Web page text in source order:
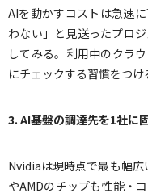
AIを動かすコストは急速
わない」と見送ったプロ
してみる。利用中のクラ
にチェックする習慣をつけ
3. AI基盤の調達先を1社に
Nvidiaは現時点で最も幅
やAMDのチップも性能・